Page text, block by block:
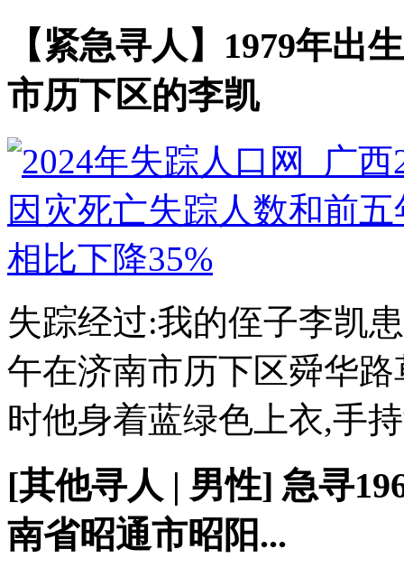
【紧急寻人】1979年出
市历下区的李凯
失踪经过:我的侄子李凯
午在济南市历下区舜华
时他身着蓝绿色上衣,手
[其他寻人 | 男性] 急寻
南省昭通市昭阳...